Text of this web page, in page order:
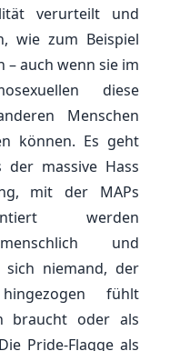
verurteilt und
wie zum Beispiel
– auch wenn sie im
diese
Menschen
können. Es geht
massive Hass
mit der MAPs
werden
und
niemand, der
fühlt
braucht oder als
Pride-Flagge als